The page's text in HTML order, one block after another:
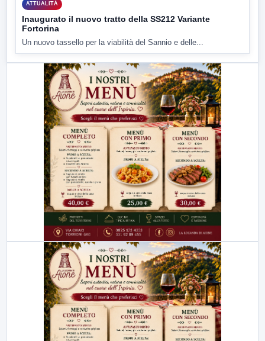
ATTUALITÀ
Inaugurato il nuovo tratto della SS212 Variante
Fortorina
Un nuovo tassello per la viabilità del Sannio e delle...